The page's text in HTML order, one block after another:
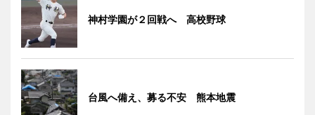
神村学園が２回戦へ 高校野球
台風へ備え、募る不安 熊本地震